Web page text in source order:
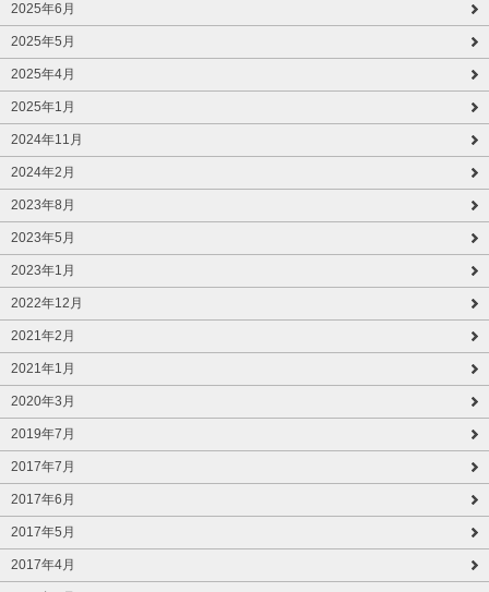
2025年6月
2025年5月
2025年4月
2025年1月
2024年11月
2024年2月
2023年8月
2023年5月
2023年1月
2022年12月
2021年2月
2021年1月
2020年3月
2019年7月
2017年7月
2017年6月
2017年5月
2017年4月